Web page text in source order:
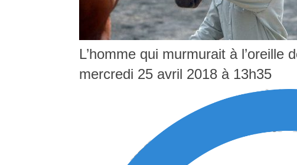
L’homme qui murmurait à l’oreille
mercredi 25 avril 2018 à 13h35